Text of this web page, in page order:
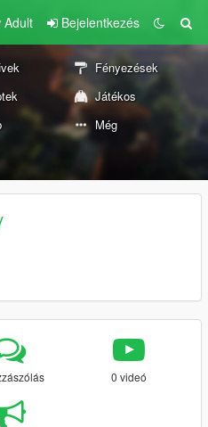
Adult Bejelentkezés
Fényezések
Játékos
Még
0 videó